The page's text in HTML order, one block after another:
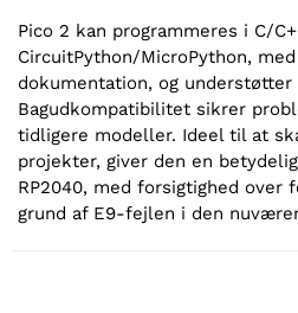
Pico 2 kan programmeres i C/
CircuitPython/MicroPython,
dokumentation, og understøtter
Bagudkompatibilitet sikrer
tidligere modeller. Ideel til at
projekter, giver den en
RP2040, med forsigtighed over
grund af E9-fejlen i den